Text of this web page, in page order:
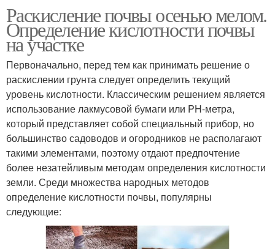
Раскисление почвы осенью мелом.
Определение кислотности почвы
на участке
Первоначально, перед тем как принимать решение о
раскислении грунта следует определить текущий
уровень кислотности. Классическим решением является
использование лакмусовой бумаги или PH-метра,
который представляет собой специальный прибор, но
большинство садоводов и огородников не располагают
такими элементами, поэтому отдают предпочтение
более незатейливым методам определения кислотности
земли. Среди множества народных методов
определение кислотности почвы, популярны
следующие: